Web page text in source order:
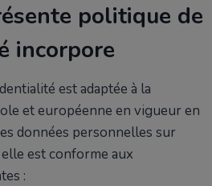
politique de
incorpore
est adaptée à la
et européenne en vigueur en
données personnelles sur
est conforme aux
: